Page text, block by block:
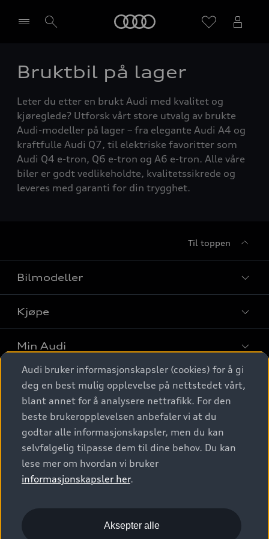
Velg forhandler
Bruktbil på lager
Leter du etter en brukt Audi med kvalitet og
kjøreglede? Utforsk vårt store utvalg av brukte
Audi-modeller på lager – fra elegante Audi A4 og
kraftfulle Audi Q7, til elektriske favoritter som
Audi Q4 e-tron, Q6 e-tron og A6 e-tron. Alle våre
biler er godt vedlikeholdte, kvalitetssikrede og
leveres med garanti for din trygghet.
Til toppen
Bilmodeller
Finn din Audi
Sammenlign bilmodeller
Elbiler
SUV
Stasjonsvogn
Sportback
S/RS
Konseptbiler og prototyper
Kjøpe
Kjøpshjelp
Biler på lager
Finn forhandler
Bestill prøvekjøring
Kontakt forhandler
Bilgarantier
Min Audi
Behold nybilfølelsen
Audi Originalt tilbehør
Verkstedtjenester
Digitale tjenester
Audi digitale tjenester
Audi connect
Functions on demand
Kom i gang med myAudi
Audi Norge
Kundeservice
Audi Driving Experience
© 2026 AUDI NORGE. All Rights Reserved.
Imprint
Audi bruker informasjonskapsler (cookies) for å gi
deg en best mulig opplevelse på nettstedet vårt,
blant annet for å analysere nettrafikk. For den
beste brukeropplevelsen anbefaler vi at du
godtar alle informasjonskapsler, men du kan
selvfølgelig tilpasse dem til dine behov. Du kan
lese mer om hvordan vi bruker
informasjonskapsler her.
Aksepter alle